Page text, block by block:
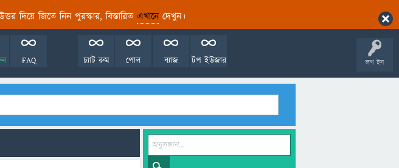
দিয়ে জিতে নিন পুরস্কার, বিস্তারিত এখানেদেখুন।
লগ ইন
FAQ টপ ইউজার
ব্যাজ
পোল
চ্যাট রুম